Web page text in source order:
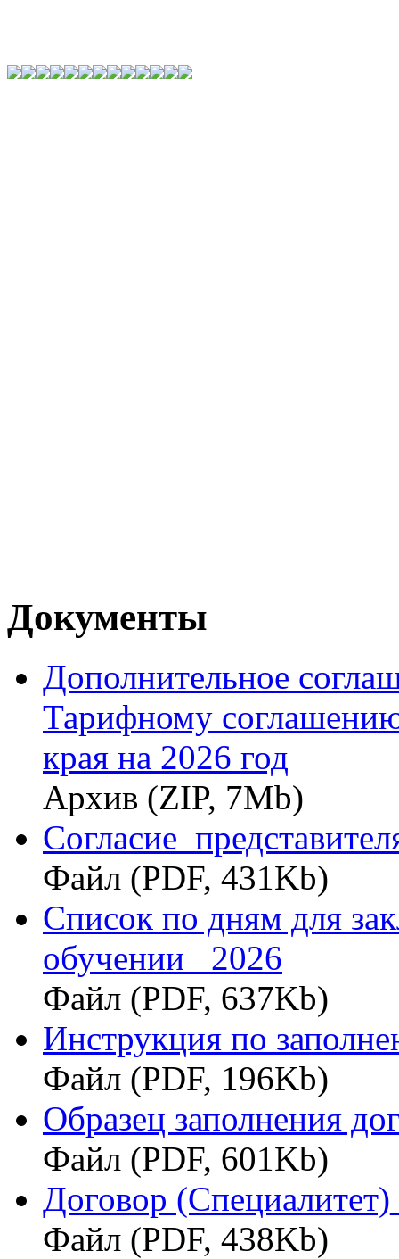
Документы
Дополнительное
Тарифному
края на 2026 год
Архив (ZIP, 7Mb)
Файл (PDF, 431Kb)
Список по дням для
обучении_ 2026
Файл (PDF, 637Kb)
Инструкция по
Файл (PDF, 196Kb)
Образец заполнения
Файл (PDF, 601Kb)
Договор
Файл (PDF, 438Kb)